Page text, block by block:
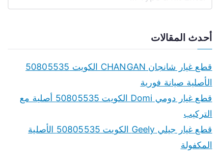
r
أحدث المقالات
قطع غيار شانجان CHANGAN الكويت 50805535
الأصلية صيانة فورية
قطع غيار دومي Domi الكويت 50805535 أصلية مع
التركيب
قطع غيار جيلي Geely الكويت 50805535 الأصلية
المكفولة